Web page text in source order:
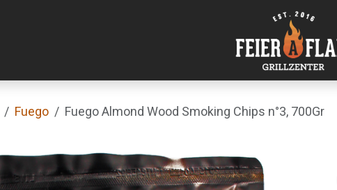
Fuego Fuego Almond Wood Smoking Chips n°3, 700Gr